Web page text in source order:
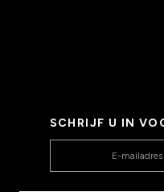
SCHRIJF U IN